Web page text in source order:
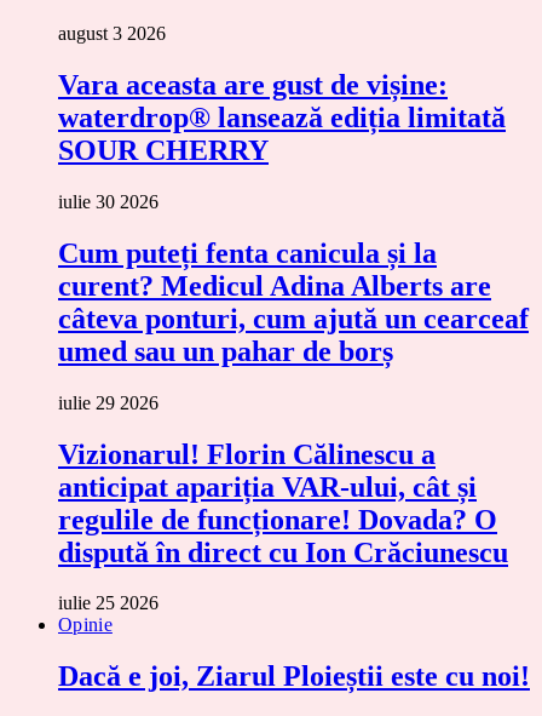
august 3 2026
Vara aceasta are gust de vișine:
waterdrop® lansează ediția limitată
SOUR CHERRY
iulie 30 2026
Cum puteți fenta canicula și la
curent? Medicul Adina Alberts are
câteva ponturi, cum ajută un cearceaf
umed sau un pahar de borș
iulie 29 2026
Vizionarul! Florin Călinescu a
anticipat apariția VAR-ului, cât și
regulile de funcționare! Dovada? O
dispută în direct cu Ion Crăciunescu
iulie 25 2026
Opinie
Dacă e joi, Ziarul Ploieștii este cu noi!